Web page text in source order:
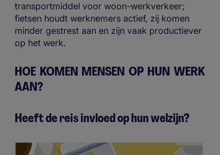
transportmiddel voor woon-werkverkeer;
fietsen houdt werknemers actief, zij komen
minder gestrest aan en zijn vaak productiever
op het werk.
HOE KOMEN MENSEN OP HUN WERK
AAN?
Heeft de reis invloed op hun welzijn?